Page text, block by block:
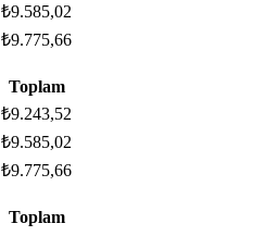
₺9.585,02
₺9.775,66
Toplam
₺9.243,52
₺9.585,02
₺9.775,66
Toplam